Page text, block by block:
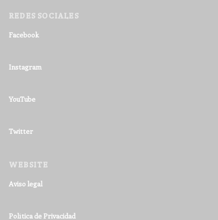
REDES SOCIALES
Facebook
Instagram
YouTube
Twitter
WEBSITE
Aviso legal
Política de Privacidad